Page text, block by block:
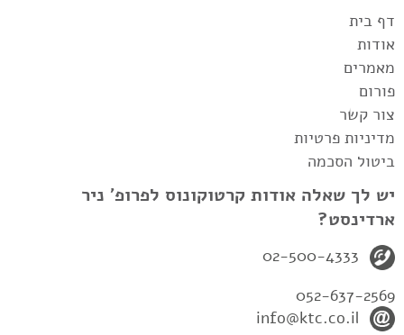
דף בית
אודות
מאמרים
פורום
צור קשר
מדיניות פרטיות
ביטול הסכמה
יש לך שאלה אודות קרטוקונוס לפרופ' ניר
ארדינסט?
02-500-4333
052-637-2569
info@ktc.co.il